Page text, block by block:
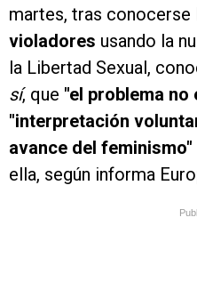
martes, tras conocerse
violadores usando la
la Libertad Sexual,
sí, que "el problema no
"interpretación
avance del feminismo"
ella, según informa